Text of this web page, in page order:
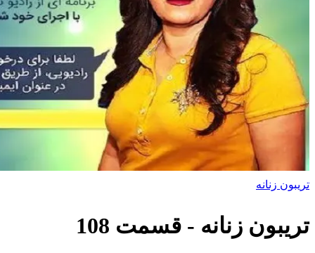
تریبون زنانه
تریبون زنانه - قسمت 108